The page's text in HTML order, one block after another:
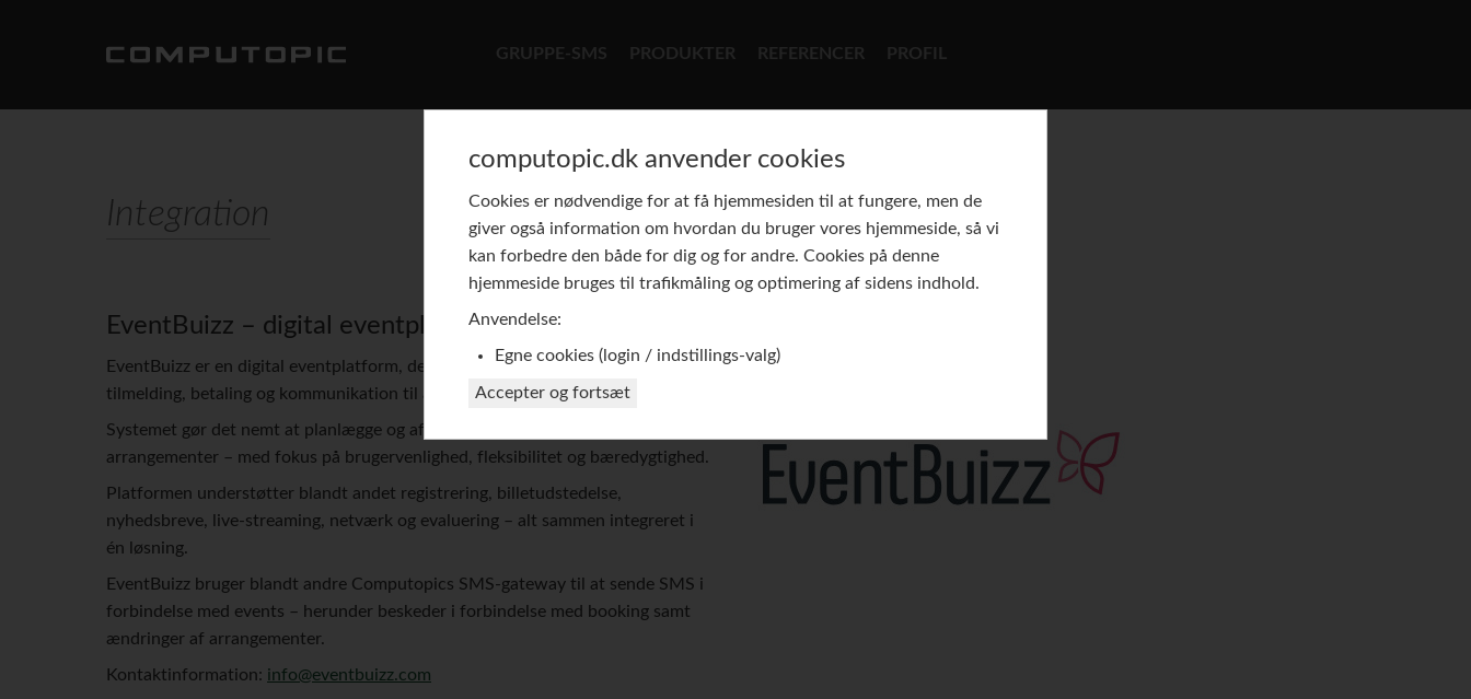
GRUPPE-SMS PRODUKTER REFERENCER PROFIL
Integration
EventBuizz – digital eventplatform
EventBuizz er en digital eventplatform, der siden 2011 har samlet alt fra
tilmelding, betaling og kommunikation til apps og virtuelle events på ét sted.
Systemet gør det nemt at planlægge og afvikle både fysiske, online og hybride
arrangementer – med fokus på brugervenlighed, fleksibilitet og bæredygtighed.
Platformen understøtter blandt andet registrering, billetudstedelse,
nyhedsbreve, live-streaming, netværk og evaluering – alt sammen integreret i
én løsning.
EventBuizz bruger blandt andre Computopics SMS-gateway til at sende SMS i
forbindelse med events – herunder beskeder i forbindelse med booking samt
ændringer af arrangementer.
Kontaktinformation: info@eventbuizz.com
computopic.dk anvender cookies
Cookies er nødvendige for at få hjemmesiden til at fungere, men de
giver også information om hvordan du bruger vores hjemmeside, så vi
kan forbedre den både for dig og for andre. Cookies på denne
hjemmeside bruges til trafikmåling og optimering af sidens indhold.
Anvendelse:
Egne cookies (login / indstillings-valg)
Accepter og fortsæt